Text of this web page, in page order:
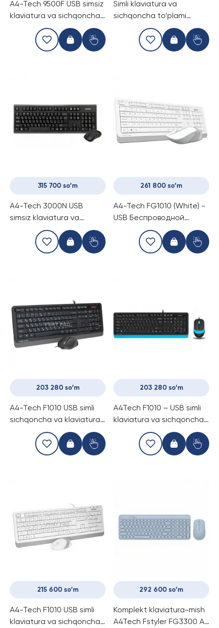
A4-Tech 9500F USB simsiz
klaviatura va sichqoncha
Simli klaviatura va
sichqoncha to‘plami
A4TECH KK-3330 USB
(BLACK).
315 700 so‘m
A4-Tech 3000N USB
simsiz klaviatura va
sichqoncha komplekt
261 800 so‘m
A4-Tech FG1010 (White) -
USB Беспроводной
комплект мышки и
клавиатуры
203 280 so‘m
A4-Tech F1010 USB simli
sichqoncha va klaviatura
komplekt(Qora va kulrang
ranglar)
203 280 so‘m
A4Tech F1010 – USB simli
klaviatura va sichqoncha
to‘plami (Qora + Ko‘k)
215 600 so‘m
A4-Tech F1010 USB simli
klaviatura va sichqoncha
292 600 so‘m
Komplekt klaviatura-mish
A4Tech Fstyler FG3300 Air